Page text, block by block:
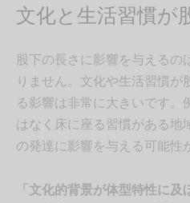
文化と生活習慣が
股下の長さに影響を与えるの
りません。文化や生活習慣が
る影響は非常に大きいです
はなく床に座る習慣がある地
の発達に影響を与える可能性
「文化的背景が体型特性に